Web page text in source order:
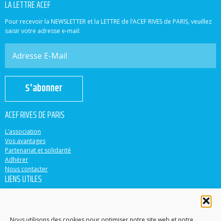
LA LETTRE ACEF
Pour recevoir la NEWSLETTER et la LETTRE de l’ACEF RIVES de PARIS, veuillez
saisir votre adresse e-mail:
S'abonner
ACEF RIVES DE PARIS
L’association
Vos avantages
Partenariat et solidarité
Adhérer
Nous contacter
LIENS UTILES